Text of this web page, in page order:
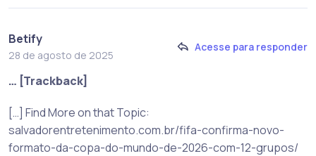
Betify
28 de agosto de 2025
Acesse para responder
… [Trackback]
[…] Find More on that Topic:
salvadorentretenimento.com.br/fifa-confirma-novo-
formato-da-copa-do-mundo-de-2026-com-12-grupos/